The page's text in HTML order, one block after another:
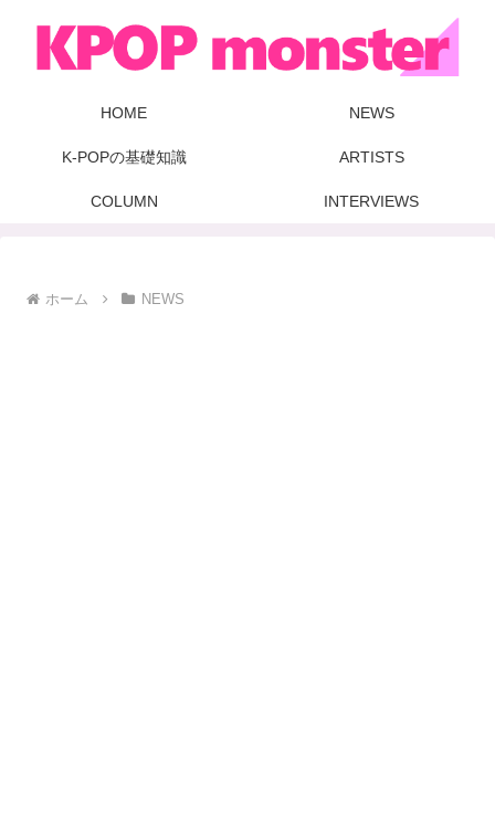
HOME NEWS
K-POPの基礎知識 ARTISTS
COLUMN INTERVIEWS
ホーム NEWS